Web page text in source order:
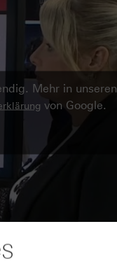
Mehr in unseren
von Google.